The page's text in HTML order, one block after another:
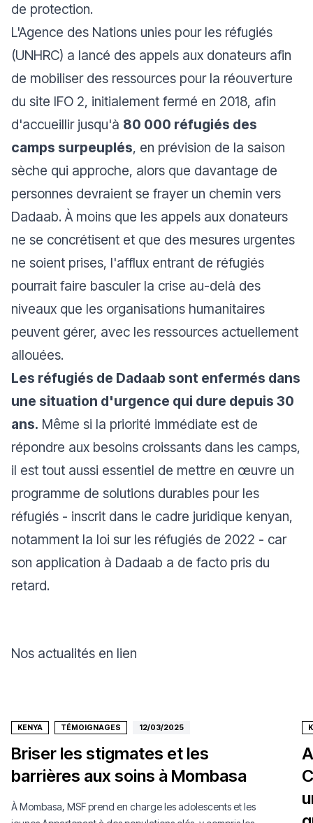
de protection.
L'Agence des Nations unies pour les réfugiés
(UNHRC) a lancé des appels aux donateurs afin
de mobiliser des ressources pour la réouverture
du site IFO 2, initialement fermé en 2018, afin
d'accueillir jusqu'à 80 000 réfugiés des
camps surpeuplés, en prévision de la saison
sèche qui approche, alors que davantage de
personnes devraient se frayer un chemin vers
Dadaab. À moins que les appels aux donateurs
ne se concrétisent et que des mesures urgentes
ne soient prises, l'afflux entrant de réfugiés
pourrait faire basculer la crise au-delà des
niveaux que les organisations humanitaires
peuvent gérer, avec les ressources actuellement
allouées.
Les réfugiés de Dadaab sont enfermés dans
une situation d'urgence qui dure depuis 30
ans. Même si la priorité immédiate est de
répondre aux besoins croissants dans les camps,
il est tout aussi essentiel de mettre en œuvre un
programme de solutions durables pour les
réfugiés - inscrit dans le cadre juridique kenyan,
notamment la loi sur les réfugiés de 2022 - car
son application à Dadaab a de facto pris du
retard.
Nos actualités en lien
KENYA TÉMOIGNAGES 12/03/2025
Briser les stigmates et les
barrières aux soins à Mombasa
À Mombasa, MSF prend en charge les adolescents et les